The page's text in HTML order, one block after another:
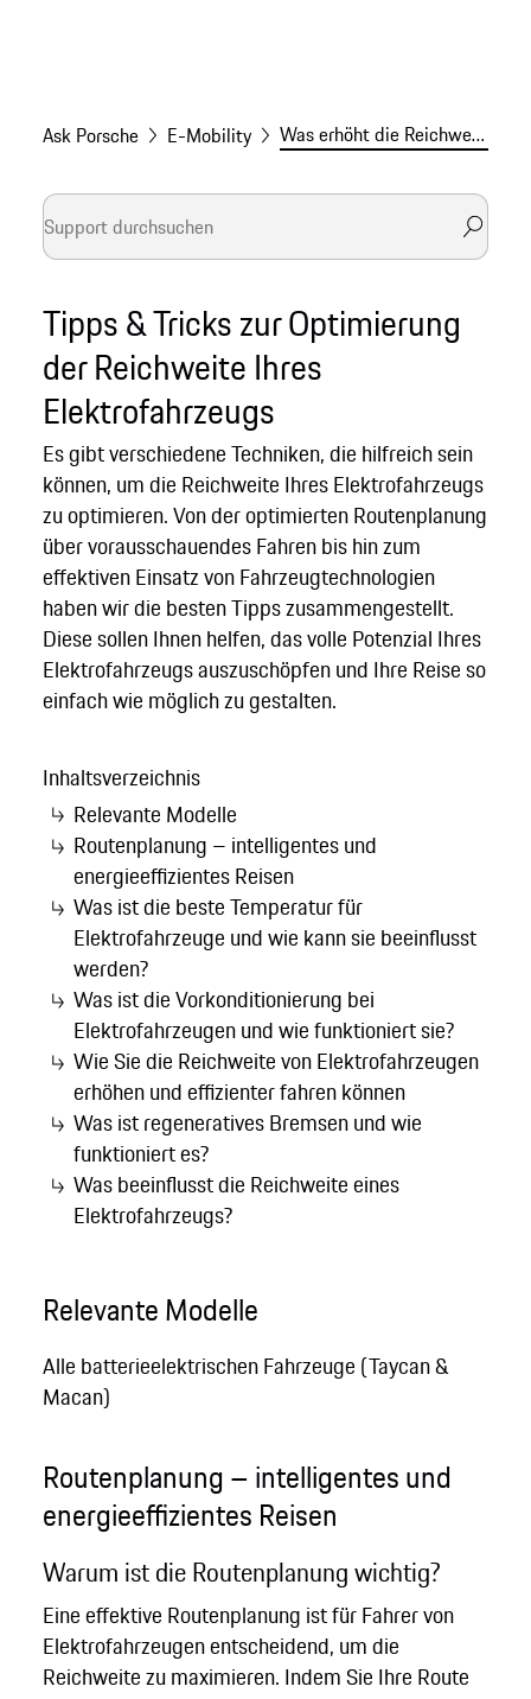
Ask Porsche E-Mobility Was erhöht die Reichweite eines Elektrofahrzeugs?
Tipps & Tricks zur Optimierung
der Reichweite Ihres
Elektrofahrzeugs
Es gibt verschiedene Techniken, die hilfreich sein
können, um die Reichweite Ihres Elektrofahrzeugs
zu optimieren. Von der optimierten Routenplanung
über vorausschauendes Fahren bis hin zum
effektiven Einsatz von Fahrzeugtechnologien
haben wir die besten Tipps zusammengestellt.
Diese sollen Ihnen helfen, das volle Potenzial Ihres
Elektrofahrzeugs auszuschöpfen und Ihre Reise so
einfach wie möglich zu gestalten.
Inhaltsverzeichnis
Relevante Modelle
Routenplanung – intelligentes und
energieeffizientes Reisen
Was ist die beste Temperatur für
Elektrofahrzeuge und wie kann sie beeinflusst
werden?
Was ist die Vorkonditionierung bei
Elektrofahrzeugen und wie funktioniert sie?
Wie Sie die Reichweite von Elektrofahrzeugen
erhöhen und effizienter fahren können
Was ist regeneratives Bremsen und wie
funktioniert es?
Was beeinflusst die Reichweite eines
Elektrofahrzeugs?
Relevante Modelle
Alle batterieelektrischen Fahrzeuge (Taycan &
Macan)
Routenplanung – intelligentes und
energieeffizientes Reisen
Warum ist die Routenplanung wichtig?
Eine effektive Routenplanung ist für Fahrer von
Elektrofahrzeugen entscheidend, um die
Reichweite zu maximieren. Indem Sie Ihre Route